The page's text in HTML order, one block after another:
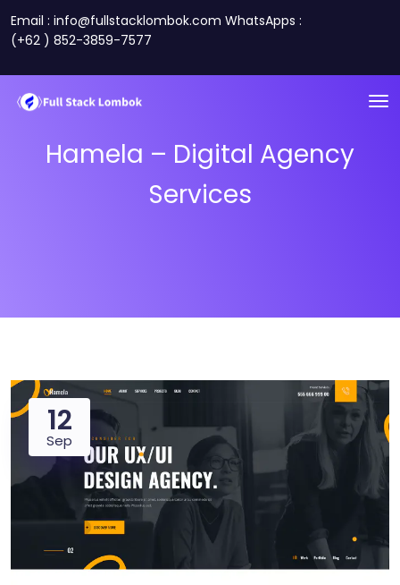
Email : info@fullstacklombok.com WhatsApps :
(+62 ) 852-3859-7577
Hamela – Digital Agency
Services
12
Sep